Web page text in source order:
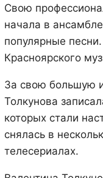
Свою
начала в
популярные
Красноярского
За свою большую
Толкунова
которых стали
снялась в
телесериалах.